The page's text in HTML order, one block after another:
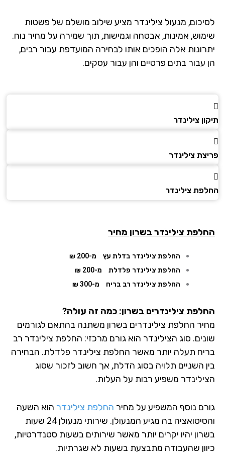
מנעול צילינדר מציע שילוב מושלם של פשטות
אמינות, אבטחה וגמישות, תוך שמירה על מחיר נוח.
אלה הופכים אותו לבחירה המועדפת עבור רבים,
עבור בתים פרטיים והן עבור עסקים.
צילינדר
צילינדר
צילינדר
צילינדרבשרון מחיר
החלפת צילינדר בדלת עץ
מ-200 ₪
החלפת צילינדר פלדלת
מ-200 ₪
החלפת צילינדר רב בריח
מ-300 ₪
צילינדרים בשרון: כמה זה עולה?
החלפת צילינדרים בשרון משתנה בהתאם לגורמים
סוג הצילינדר הוא גורם מרכזי: החלפת צילינדר רב
תעלה יותר מאשר החלפת צילינדר פלדלת. הבחירה
השניים תלויה בסוג הדלת, אך חשוב לזכור שסוג
משפיע רבות על העלות.
נוסף המשפיע על מחירהחלפת צילינדרהוא השעה
והסיטואציה בה מגיע המנעולן. שירותי מנעולן 24 שעות
יהיו יקרים יותר מאשר שירותים בשעות סטנדרטיות,
שהעבודה מתבצעת בשעות לא שגרתיות.